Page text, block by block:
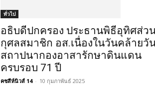
ทั่วไป
อธิบดีปกครอง ประธานพิธีอุทิศส่ว
กุศลสมาชิก อส.เนื่องในวันคล้ายวั
สถาปนากองอาสารักษาดินแดน
ครบรอบ 71 ปี
คชสีห์นิวส์ 14 - 10 กุมภาพันธ์ 2025